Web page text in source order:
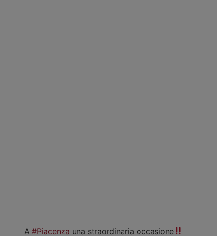
A #Piacenza una straordinaria occasione